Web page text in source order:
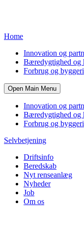
Home
Innovation og
Bæredygtighed og
Forbrug og byggeri
Open Main Menu
Innovation og
Bæredygtighed og
Forbrug og byggeri
Selvbetjening
Driftsinfo
Beredskab
Nyt renseanlæg
Nyheder
Job
Om os